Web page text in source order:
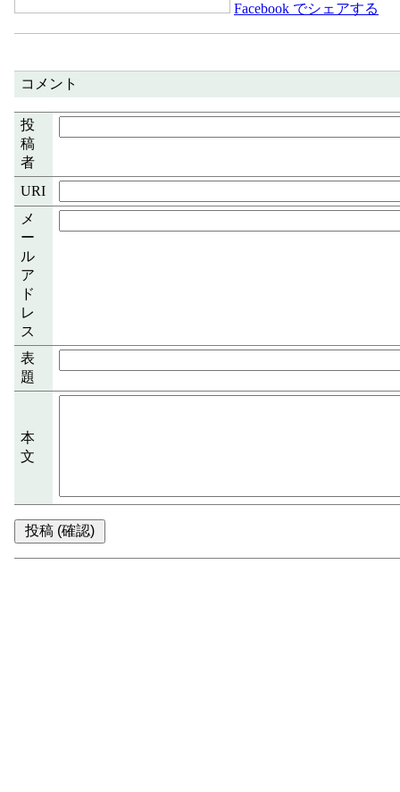
Facebook でシェアする
コメント
投
稿
者
URI
メ
ー
ル
ア
ド
レ
ス
表
題
本
文